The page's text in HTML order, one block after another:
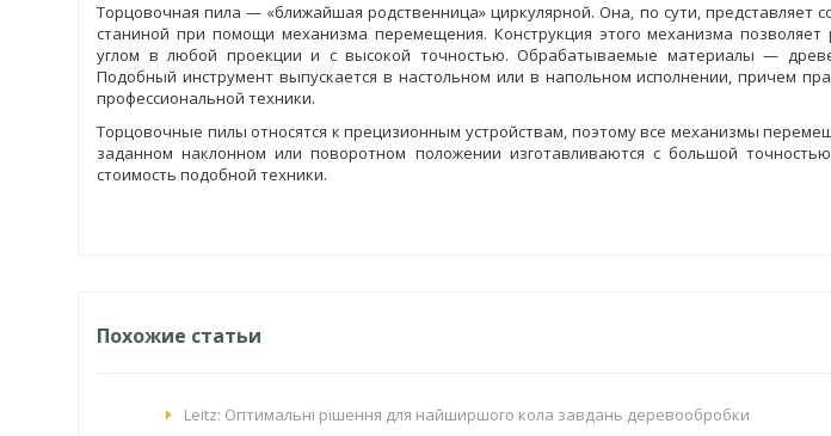
Торцовочная пила — «ближайшая родственница» циркулярной. Она, по сути, представляет
станиной при помощи механизма перемещения. Конструкция этого механизма позволяет
углом в любой проекции и с высокой точностью. Обрабатываемые материалы —
Подобный инструмент выпускается в настольном или в напольном исполнении, причем
профессиональной техники.
Торцовочные пилы относятся к прецизионным устройствам, поэтому все механизмы
заданном наклонном или поворотном положении изготавливаются с большой
стоимость подобной техники.
Похожие статьи
Leitz: Оптимальні рішення для найширшого кола завдань деревообробки